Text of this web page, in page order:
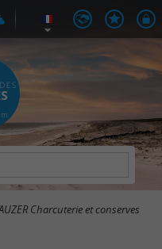
Charcuterie et conserves